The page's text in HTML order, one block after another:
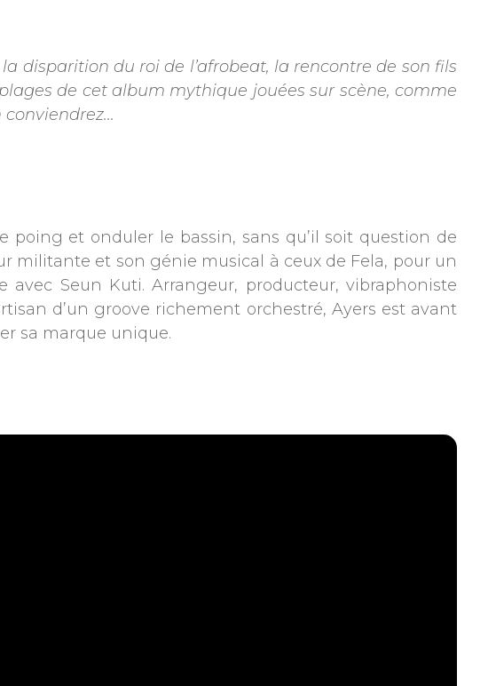
disparition du roi de l’afrobeat, la rencontre de son fils
de cet album mythique jouées sur scène, comme
et onduler le bassin, sans qu’il soit question de
militante et son génie musical à ceux de Fela, pour un
Seun Kuti. Arrangeur, producteur, vibraphoniste
d’un groove richement orchestré, Ayers est avant
sa marque unique.